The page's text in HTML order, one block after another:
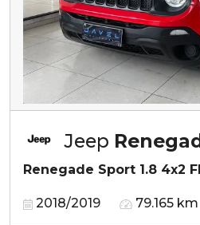
Jeep
Renegade Sport 1.8 4x2
2018/2019 79.165 km